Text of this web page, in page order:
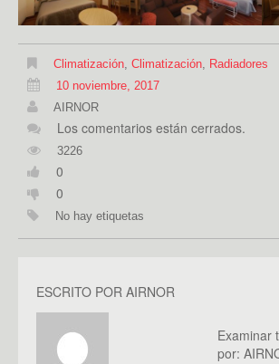
Climatización, Climatización, Radiadores
10 noviembre, 2017
AIRNOR
Los comentarios están cerrados.
3226
0
0
No hay etiquetas
ESCRITO POR AIRNOR
Examinar
por: